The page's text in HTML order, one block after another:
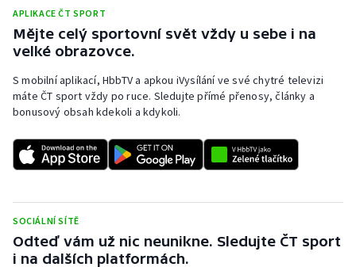
Vodní slalom
Volejbal
Ostatní
APLIKACE ČT SPORT
Mějte celý sportovní svět vždy u sebe i na
velké obrazovce.
S mobilní aplikací, HbbTV a apkou iVysílání ve své chytré televizi
máte ČT sport vždy po ruce. Sledujte přímé přenosy, články a
bonusový obsah kdekoli a kdykoli.
SOCIÁLNÍ SÍTĚ
Odteď vám už nic neunikne. Sledujte ČT sport
i na dalších platformách.